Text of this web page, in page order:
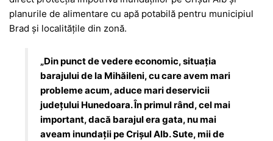
planurile de alimentare cu apă potabilă pentru municipiul
Brad și localitățile din zonă.
„Din punct de vedere economic, situația
barajului de la Mihăileni, cu care avem mari
probleme acum, aduce mari deservicii
județului Hunedoara. În primul rând, cel mai
important, dacă barajul era gata, nu mai
aveam inundații pe Crișul Alb. Sute, mii de